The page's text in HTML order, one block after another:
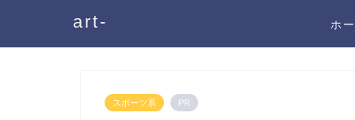
art- ホ
スポーツ系 PR